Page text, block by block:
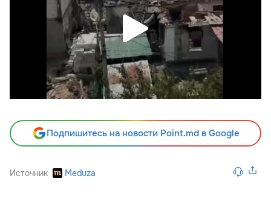
Подпишитесь на новости Point.md в Google
Источник Meduza